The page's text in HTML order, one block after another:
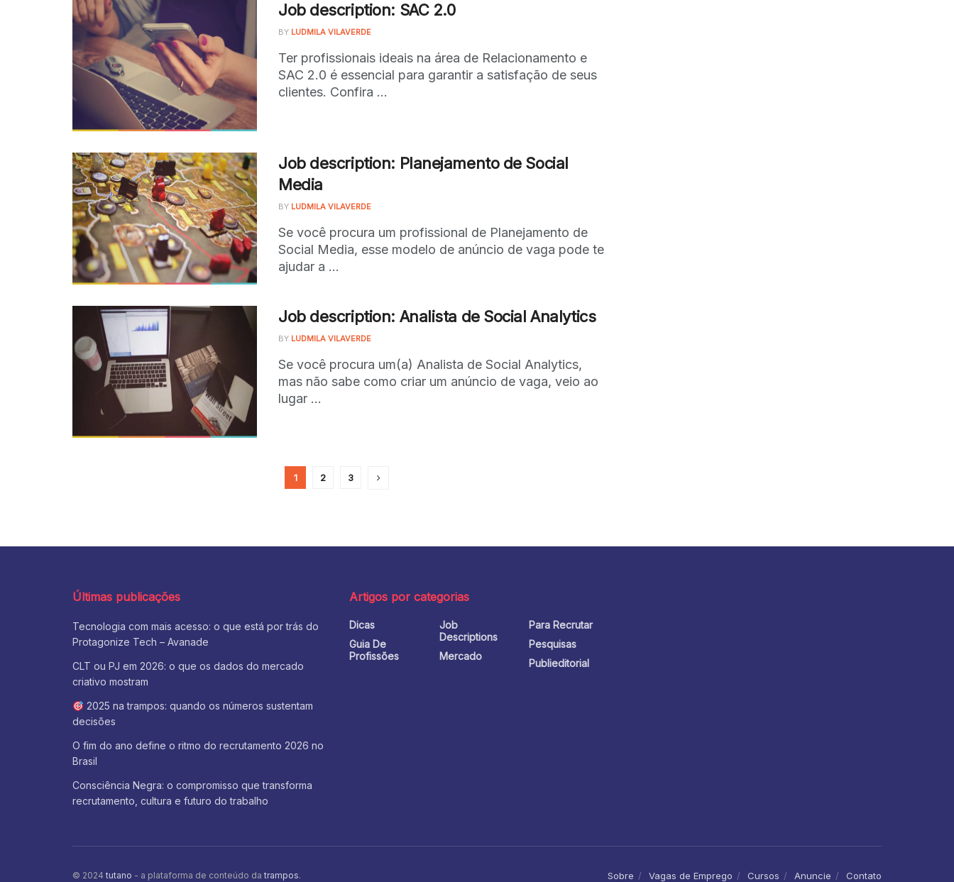
Job description: SAC 2.0
BY LUDMILA VILAVERDE
Ter profissionais ideais na área de Relacionamento e
SAC 2.0 é essencial para garantir a satisfação de seus
clientes. Confira ...
Job description: Planejamento de Social
Media
BY LUDMILA VILAVERDE
Se você procura um profissional de Planejamento de
Social Media, esse modelo de anúncio de vaga pode te
ajudar a ...
Job description: Analista de Social Analytics
BY LUDMILA VILAVERDE
Se você procura um(a) Analista de Social Analytics,
mas não sabe como criar um anúncio de vaga, veio ao
lugar ...
1 2 3
Últimas publicações
Tecnologia com mais acesso: o que está por trás do
Protagonize Tech – Avanade
CLT ou PJ em 2026: o que os dados do mercado
criativo mostram
2025 na trampos: quando os números sustentam
decisões
O fim do ano define o ritmo do recrutamento 2026 no
Brasil
Consciência Negra: o compromisso que transforma
recrutamento, cultura e futuro do trabalho
Artigos por categorias
Dicas
Guia De
Profissões
Job
Descriptions
Mercado
Para Recrutar
Pesquisas
Publieditorial
Sobre Vagas de Emprego Cursos Anuncie Contato
© 2024 tutano - a plataforma de conteúdo da trampos.